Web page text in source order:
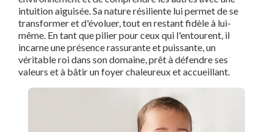
intuition aiguisée. Sa nature résiliente lui permet de se
transformer et d'évoluer, tout en restant fidèle à lui-
même. En tant que pilier pour ceux qui l'entourent, il
incarne une présence rassurante et puissante, un
véritable roi dans son domaine, prêt à défendre ses
valeurs et à bâtir un foyer chaleureux et accueillant.